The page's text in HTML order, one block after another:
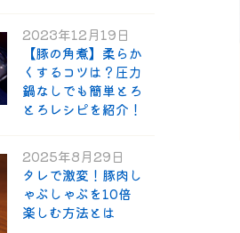
2023年12月19日
【豚の角煮】柔らか
くするコツは？圧力
鍋なしでも簡単とろ
とろレシピを紹介！
2025年8月29日
タレで激変！豚肉し
ゃぶしゃぶを10倍
楽しむ方法とは